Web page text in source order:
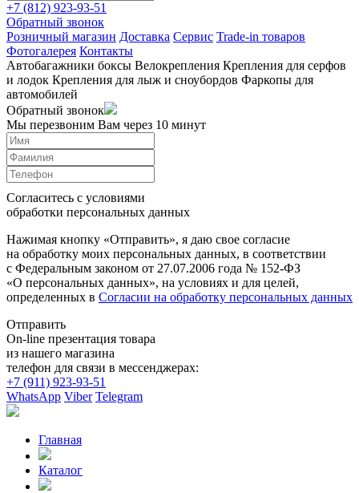
+7 (812) 923-93-51
Обратный звонок
Розничный магазин Доставка Сервис Trade-in товаров
Фотогалерея Контакты
Автобагажники боксы Велокрепления Крепления для серфов
и лодок Крепления для лыж и сноубордов Фаркопы для
автомобилей
Обратный звонок
Мы перезвоним Вам через 10 минут
Согласитесь с условиями
обработки персональных данных
Нажимая кнопку «Отправить», я даю свое согласие
на обработку моих персональных данных, в соответствии
с Федеральным законом от 27.07.2006 года № 152-ФЗ
«О персональных данных», на условиях и для целей,
определенных в Согласии на обработку персональных данных
Отправить
On-line презентация товара
из нашего магазина
телефон для связи в мессенджерах:
+7 (911) 923-93-51
WhatsApp Viber Telegram
Главная
Каталог